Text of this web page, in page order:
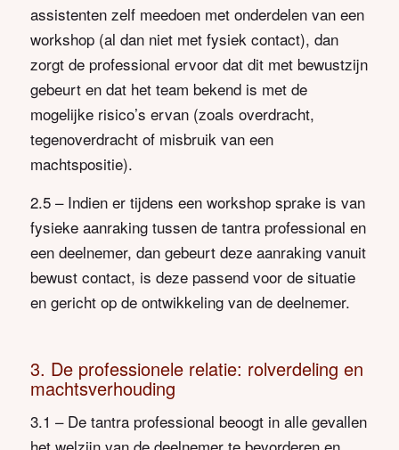
assistenten zelf meedoen met onderdelen van een
workshop (al dan niet met fysiek contact), dan
zorgt de professional ervoor dat dit met bewustzijn
gebeurt en dat het team bekend is met de
mogelijke risico’s ervan (zoals overdracht,
tegenoverdracht of misbruik van een
machtspositie).
2.5 – Indien er tijdens een workshop sprake is van
fysieke aanraking tussen de tantra professional en
een deelnemer, dan gebeurt deze aanraking vanuit
bewust contact, is deze passend voor de situatie
en gericht op de ontwikkeling van de deelnemer.
3. De professionele relatie: rolverdeling en
machtsverhouding
3.1 – De tantra professional beoogt in alle gevallen